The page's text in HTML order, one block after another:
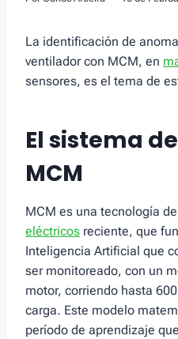
La identificación de
ventilador con MCM, en
sensores, es el tema de
El sistema
MCM
MCM es una tecnología de
eléctricos reciente, que
Inteligencia Artificial que
ser monitoreado, con un
motor, corriendo hasta
carga. Este modelo
período de aprendizaje